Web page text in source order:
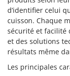
Sécateurs
Sécateurs
Semoirs et
Socs pour
Souffleurs
J JOLLY ITALIA
K
KAAZ
Karcher
d’identifier celui
cuisson. Chaque
sécurité et facilité
et des solutions
résultats même
Les principales